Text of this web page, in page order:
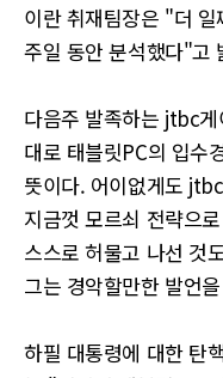
이란 취재팀장은 "더
주일 동안 분석했다"고
다음주 발족하는 jtbc
대로 태블릿PC의 입수
뜻이다. 어이없게도
지금껏 모르쇠 전략으
스스로 허물고 나선 것
그는 경악할만한 발언
하필 대통령에 대한 탄